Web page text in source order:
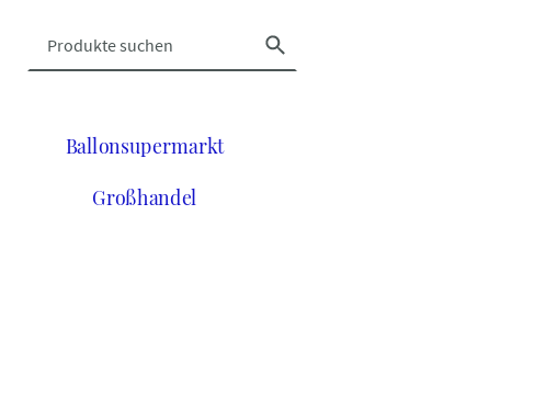
Ballonsupermarkt
Großhandel